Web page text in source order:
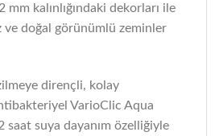
mm kalınlığındaki dekorları ile
ve doğal görünümlü zeminler
dirençli, kolay
VarioClic Aqua
saat suya dayanım özelliğiyle